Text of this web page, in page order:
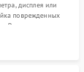
дисплея или
поврежденных
Восстановление
элементов